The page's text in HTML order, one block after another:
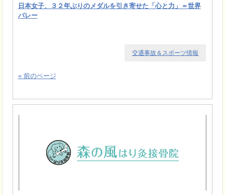
日本女子、３２年ぶりのメダルを引き寄せた「心と力」＝世界
バレー
交通事故＆スポーツ情報
« 前のページ